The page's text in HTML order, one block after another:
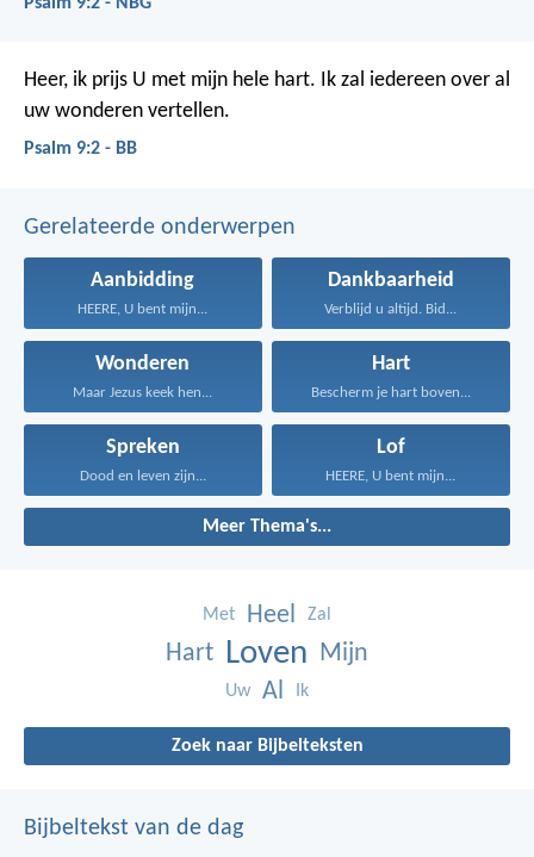
Heer, ik prijs U met mijn hele hart. Ik zal iedereen over al
uw wonderen vertellen.
Psalm 9:2 - BB
Gerelateerde onderwerpen
Aanbidding
HEERE, U bent mijn...
Dankbaarheid
Verblijd u altijd. Bid...
Wonderen
Maar Jezus keek hen...
Hart
Bescherm je hart boven...
Spreken
Dood en leven zijn...
Lof
HEERE, U bent mijn...
Meer Thema's...
Met Heel Zal
Hart Loven Mijn
Uw Al Ik
Zoek naar Bijbelteksten
Bijbeltekst van de dag